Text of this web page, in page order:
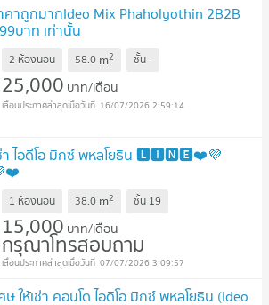
คาถูกมากIdeo Mix Phaholyothin 2B2B
บาท เท่านั้น
2 ห้องนอน 58.0 m2 ชั้น-
25,000 บาท/เดือน
16/07/2026 2:59:14
ช่า ไอดีโอ มิกซ์ พหลโยธิน 🅻🅸🅽🅴❤️💜
1 ห้องนอน 38.0 m2 ชั้น 19
15,000 บาท/เดือน
กรุณาโทรสอบถาม
07/07/2026 3:09:57
ให้เช่า คอนโด ไอดิโอ มิกซ์ พหลโยธิน (Ideo